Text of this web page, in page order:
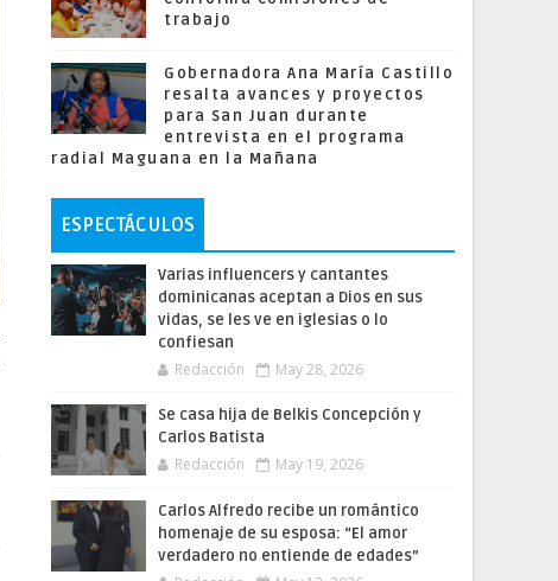
trabajo
Gobernadora Ana María Castillo
resalta avances y proyectos
para San Juan durante
entrevista en el programa
radial Maguana en la Mañana
ESPECTÁCULOS
Varias influencers y cantantes
dominicanas aceptan a Dios en sus
vidas, se les ve en iglesias o lo
confiesan
Redacción May 28, 2026
Se casa hija de Belkis Concepción y
Carlos Batista
Redacción May 19, 2026
Carlos Alfredo recibe un romántico
homenaje de su esposa: “El amor
verdadero no entiende de edades”